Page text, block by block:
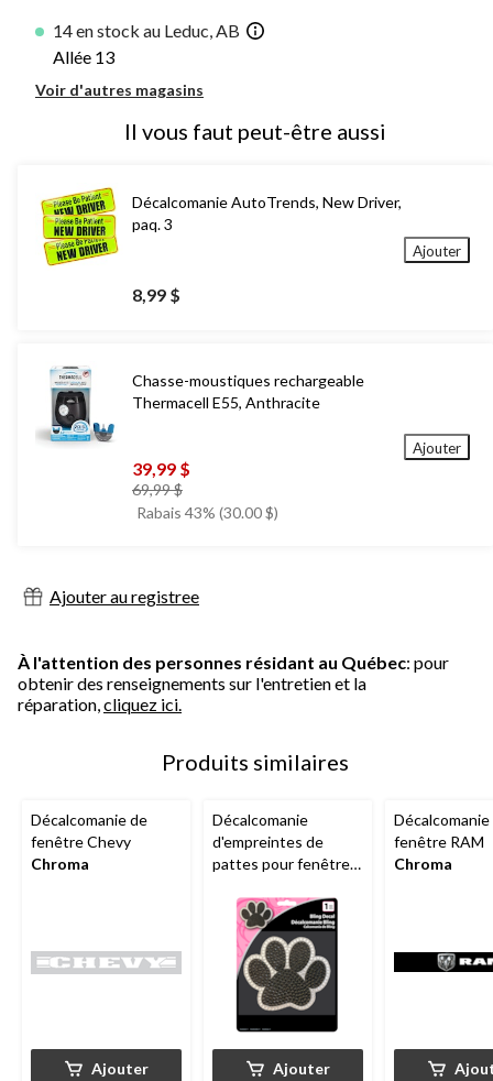
14 en stock au Leduc, AB
Allée 13
Voir d'autres magasins
Il vous faut peut-être aussi
Décalcomanie AutoTrends, New Driver,
paq. 3
8,99 $
Ajouter
Chasse-moustiques rechargeable
Thermacell E55, Anthracite
39,99 $
69,99 $prix
était
Rabais 43% (30.00 $)
Ajouter
Ajouter au registree
À l'attention des personnes résidant au Québec: pour
obtenir des renseignements sur l'entretien et la
réparation,cliquez ici.
Produits similaires
Décalcomanie de
fenêtre Chevy
Chroma
Ajouter
Décalcomanie
d'empreintes de
pattes pour fenêtre
Ajouter
Décalcomanie
fenêtre RAM
Chroma